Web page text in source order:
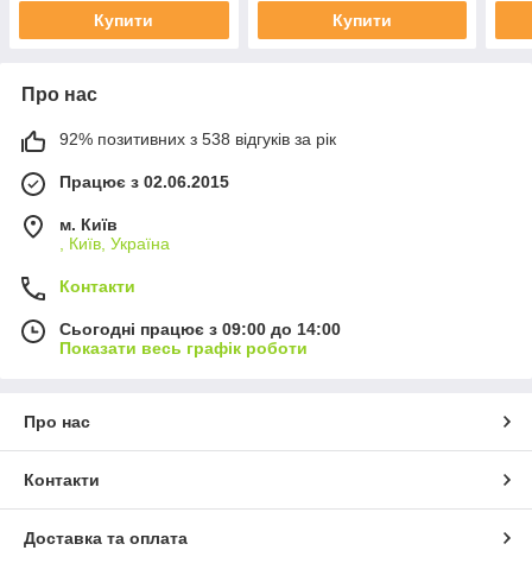
Купити Купити
Про нас
92% позитивних з 538 відгуків за рік
Працює з 02.06.2015
м. Київ
, Київ, Україна
Контакти
Сьогодні працює з 09:00 до 14:00
Показати весь графік роботи
Про нас
Контакти
Доставка та оплата